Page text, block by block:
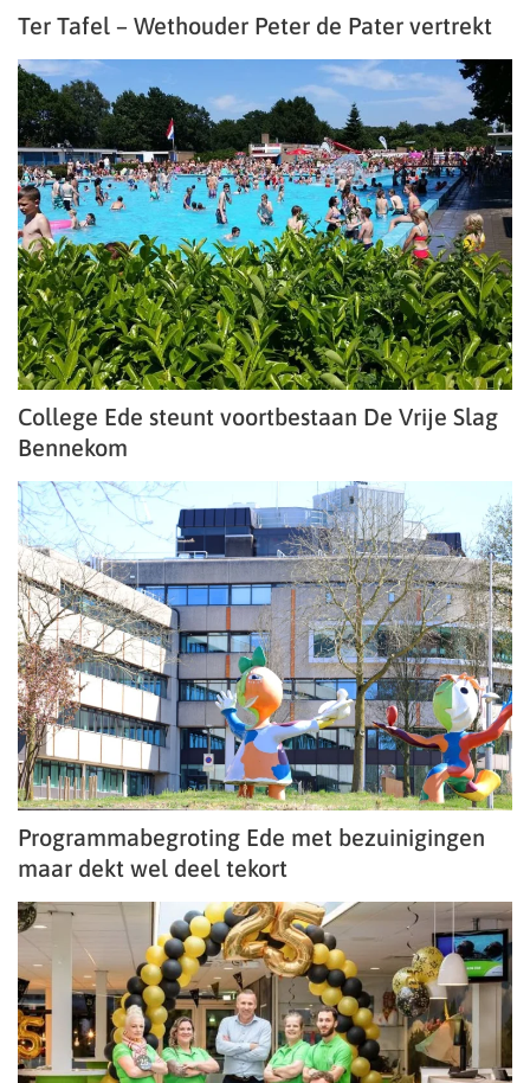
Ter Tafel – Wethouder Peter de Pater vertrekt
College Ede steunt voortbestaan De Vrije Slag
Bennekom
Programmabegroting Ede met bezuinigingen
maar dekt wel deel tekort